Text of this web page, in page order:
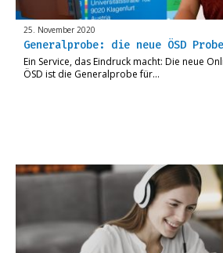
25. November 2020
Generalprobe: die neue ÖSD
Ein Service, das Eindruck macht: Die neue
ÖSD ist die Generalprobe für…